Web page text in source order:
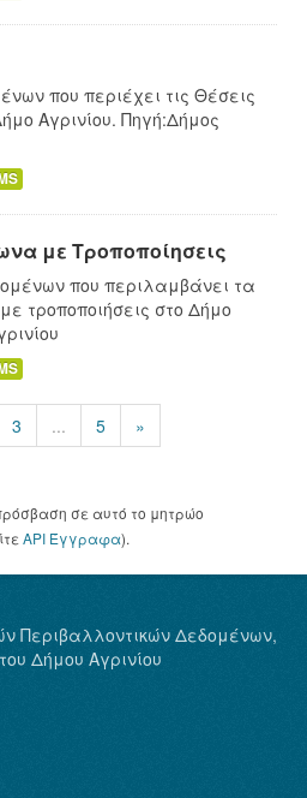
που περιέχει τις Θέσεις
Αγρινίου. Πηγή:Δήμος
με Τροποποίησεις
που περιλαμβάνει τα
τροποποιήσεις στο Δήμο
3 ... 5 »
σε αυτό το μητρώο
API Έγγραφα).
Περιβαλλοντικών Δεδομένων,
Δήμου Αγρινίου